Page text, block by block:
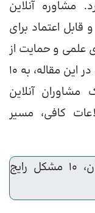
مشاوره آنلاین
قابل اعتماد برای
علمی و حمایت از
رشد هیجانی و اجتماعی نوجوان است. در این مقاله، به ۱۰
آنلاین
کافی، مسیر